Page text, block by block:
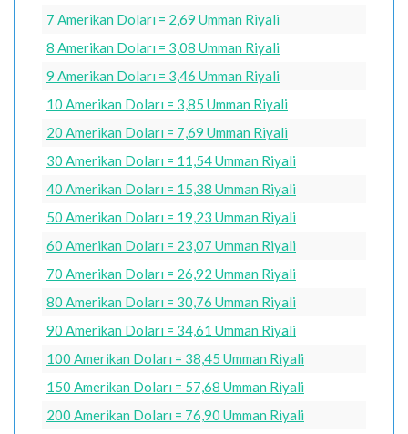
7 Amerikan Doları = 2,69 Umman Riyali
8 Amerikan Doları = 3,08 Umman Riyali
9 Amerikan Doları = 3,46 Umman Riyali
10 Amerikan Doları = 3,85 Umman Riyali
20 Amerikan Doları = 7,69 Umman Riyali
30 Amerikan Doları = 11,54 Umman Riyali
40 Amerikan Doları = 15,38 Umman Riyali
50 Amerikan Doları = 19,23 Umman Riyali
60 Amerikan Doları = 23,07 Umman Riyali
70 Amerikan Doları = 26,92 Umman Riyali
80 Amerikan Doları = 30,76 Umman Riyali
90 Amerikan Doları = 34,61 Umman Riyali
100 Amerikan Doları = 38,45 Umman Riyali
150 Amerikan Doları = 57,68 Umman Riyali
200 Amerikan Doları = 76,90 Umman Riyali